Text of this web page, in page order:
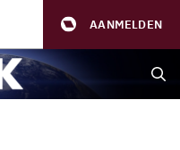
AANMELDEN